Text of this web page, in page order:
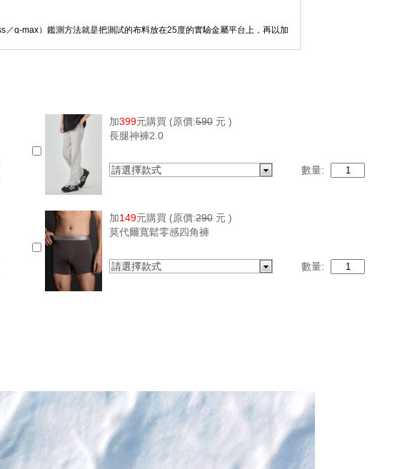
q-max）鑑測方法就是把測試的布料放在25度的實驗金屬平台上，再以加
加399元購買 (原價:590元 )
長腿神褲2.0
請選擇款式 數量:
加149元購買 (原價:290元 )
莫代爾寬鬆零感四角褲
請選擇款式 數量: